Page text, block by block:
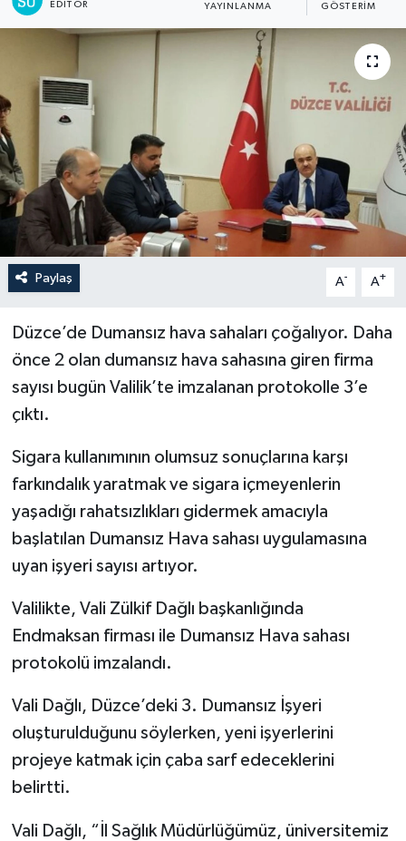
EDITÖR YAYINLANMA GÖSTERIM
Paylaş A- A+
Düzce’de Dumansız hava sahaları çoğalıyor. Daha
önce 2 olan dumansız hava sahasına giren firma
sayısı bugün Valilik’te imzalanan protokolle 3’e
çıktı.
Sigara kullanımının olumsuz sonuçlarına karşı
farkındalık yaratmak ve sigara içmeyenlerin
yaşadığı rahatsızlıkları gidermek amacıyla
başlatılan Dumansız Hava sahası uygulamasına
uyan işyeri sayısı artıyor.
Valilikte, Vali Zülkif Dağlı başkanlığında
Endmaksan firması ile Dumansız Hava sahası
protokolü imzalandı.
Vali Dağlı, Düzce’deki 3. Dumansız İşyeri
oluşturulduğunu söylerken, yeni işyerlerini
projeye katmak için çaba sarf edeceklerini
belirtti.
Vali Dağlı, “İl Sağlık Müdürlüğümüz, üniversitemiz